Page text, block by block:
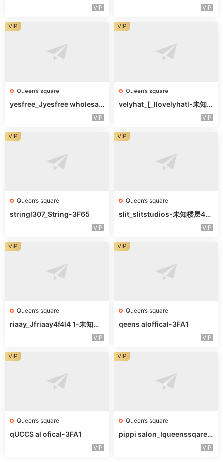
VIP VIP
Queen’s square
yesfree_Jyesfree wholesal
VIP
VIP
Queen’s square
velyhat_[_Ilovelyhatl-未知
VIP
VIP
Queen’s square
stringl307_String-3F65
VIP
VIP
Queen’s square
slit_slitstudios-未知楼层415
VIP
VIP
Queen’s square
riaay_Jfriaay4f4l4 1-未知楼
VIP
VIP
Queen’s square
qeens aloffical-3FA1
VIP
VIP
Queen’s square
qUCCS al ofical-3FA1
VIP
VIP
Queen’s square
pippi salon_Iqueenssqareo
VIP
VIP